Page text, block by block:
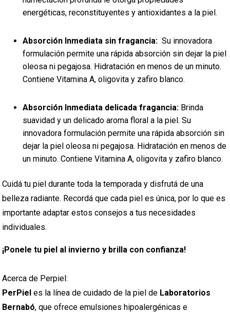
energéticas, reconstituyentes y antioxidantes a la piel.
Absorción Inmediata sin fragancia: Su innovadora
formulación permite una rápida absorción sin dejar la piel
oleosa ni pegajosa. Hidratación en menos de un minuto.
Contiene Vitamina A, oligovita y zafiro blanco.
Absorción Inmediata delicada fragancia: Brinda
suavidad y un delicado aroma floral a la piel. Su
innovadora formulación permite una rápida absorción sin
dejar la piel oleosa ni pegajosa. Hidratación en menos de
un minuto. Contiene Vitamina A, oligovita y zafiro blanco.
Cuidá tu piel durante toda la temporada y disfrutá de una
belleza radiante. Recordá que cada piel es única, por lo que es
importante adaptar estos consejos a tus necesidades
individuales.
¡Ponele tu piel al invierno y brilla con confianza!
Acerca de Perpiel:
PerPieles la línea de cuidado de la piel de Laboratorios
Bernabó, que ofrece emulsiones hipoalergénicas e